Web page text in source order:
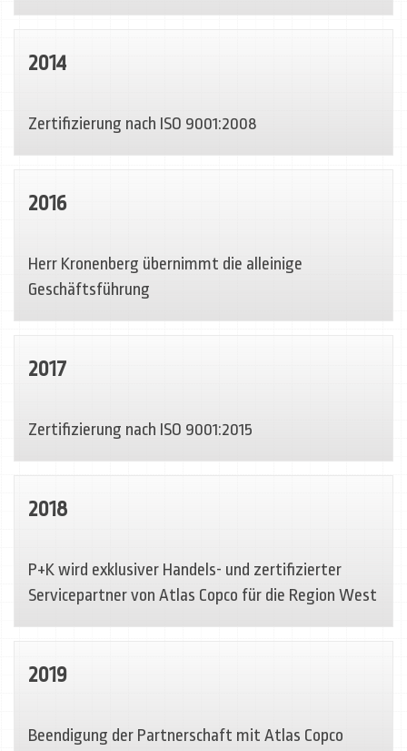
2014
Zertifizierung nach ISO 9001:2008
2016
Herr Kronenberg übernimmt die alleinige
Geschäftsführung
2017
Zertifizierung nach ISO 9001:2015
2018
P+K wird exklusiver Handels- und zertifizierter
Servicepartner von Atlas Copco für die Region West
2019
Beendigung der Partnerschaft mit Atlas Copco